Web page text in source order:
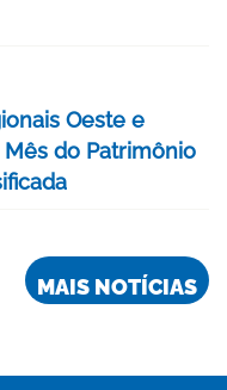
Oeste e
do Patrimônio
MAIS NOTÍCIAS